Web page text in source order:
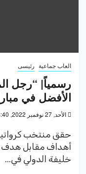
العاب جماعية رئيسى
رسمياً| “رجل
الأفضل في
الأحد, 27 نوفمبر 2022, 8:40 م
حقق منتخب
أهداف مقابل هدف
خليفة الدولي في...